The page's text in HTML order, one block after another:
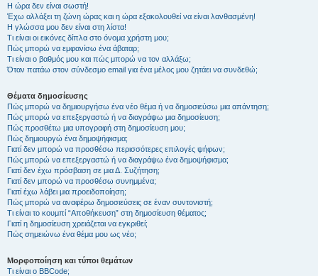
Η ώρα δεν είναι σωστή!
Έχω αλλάξει τη ζώνη ώρας και η ώρα εξακολουθεί να είναι λανθασμένη!
Η γλώσσα μου δεν είναι στη λίστα!
Τι είναι οι εικόνες δίπλα στο όνομα χρήστη μου;
Πώς μπορώ να εμφανίσω ένα άβαταρ;
Τι είναι ο βαθμός μου και πώς μπορώ να τον αλλάξω;
Όταν πατάω στον σύνδεσμο email για ένα μέλος μου ζητάει να συνδεθώ;
Θέματα δημοσίευσης
Πώς μπορώ να δημιουργήσω ένα νέο θέμα ή να δημοσιεύσω μια απάντηση;
Πώς μπορώ να επεξεργαστώ ή να διαγράψω μια δημοσίευση;
Πώς προσθέτω μια υπογραφή στη δημοσίευση μου;
Πώς δημιουργώ ένα δημοψήφισμα;
Γιατί δεν μπορώ να προσθέσω περισσότερες επιλογές ψήφων;
Πώς μπορώ να επεξεργαστώ ή να διαγράψω ένα δημοψήφισμα;
Γιατί δεν έχω πρόσβαση σε μια Δ. Συζήτηση;
Γιατί δεν μπορώ να προσθέσω συνημμένα;
Γιατί έχω λάβει μια προειδοποίηση;
Πώς μπορώ να αναφέρω δημοσιεύσεις σε έναν συντονιστή;
Τι είναι το κουμπί “Αποθήκευση” στη δημοσίευση θέματος;
Γιατί η δημοσίευση χρειάζεται να εγκριθεί;
Πώς σημειώνω ένα θέμα μου ως νέο;
Μορφοποίηση και τύποι θεμάτων
Τι είναι ο BBCode;